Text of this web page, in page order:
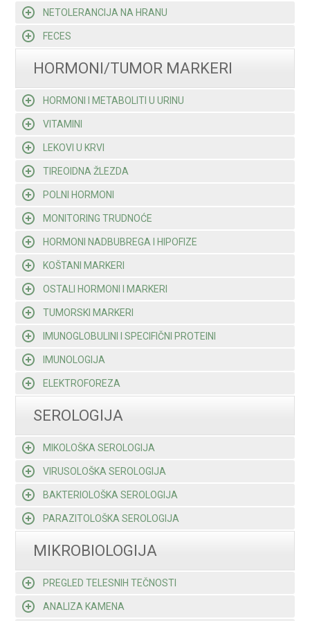
NETOLERANCIJA NA HRANU
FECES
HORMONI/TUMOR MARKERI
HORMONI I METABOLITI U URINU
VITAMINI
LEKOVI U KRVI
TIREOIDNA ŽLEZDA
POLNI HORMONI
MONITORING TRUDNOĆE
HORMONI NADBUBREGA I HIPOFIZE
KOŠTANI MARKERI
OSTALI HORMONI I MARKERI
TUMORSKI MARKERI
IMUNOGLOBULINI I SPECIFIČNI PROTEINI
IMUNOLOGIJA
ELEKTROFOREZA
SEROLOGIJA
MIKOLOŠKA SEROLOGIJA
VIRUSOLOŠKA SEROLOGIJA
BAKTERIOLOŠKA SEROLOGIJA
PARAZITOLOŠKA SEROLOGIJA
MIKROBIOLOGIJA
PREGLED TELESNIH TEČNOSTI
ANALIZA KAMENA